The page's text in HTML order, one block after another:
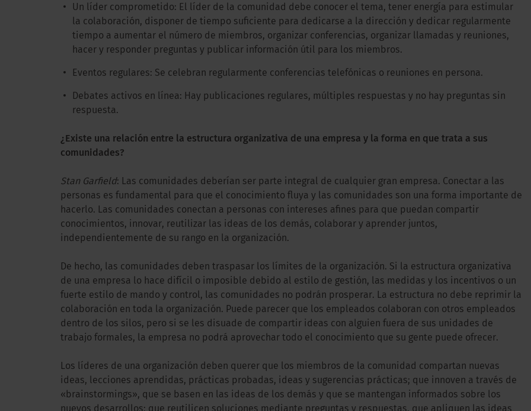
Un líder comprometido: El líder de la comunidad debe conocer el tema, tener energía para estimular
la colaboración, disponer de tiempo suficiente para dedicarse a la dirección y dedicar regularmente
tiempo a aumentar el número de miembros, organizar conferencias, organizar llamadas y reuniones,
hacer y responder preguntas y publicar información útil para los miembros.
Eventos regulares: Se celebran regularmente conferencias telefónicas o reuniones en persona.
Debates activos en línea: Hay publicaciones regulares, múltiples respuestas y no hay preguntas sin
respuesta.
¿Existe una relación entre la estructura organizativa de una empresa y la forma en que trata a sus
comunidades?
Stan Garfield: Las comunidades deberían ser parte integral de cualquier gran empresa. Conectar a las
personas es fundamental para que el conocimiento fluya y las comunidades son una forma importante de
hacerlo. Las comunidades conectan a personas con intereses afines para que puedan compartir
conocimientos, innovar, reutilizar las ideas de los demás, colaborar y aprender juntos,
independientemente de su rango en la organización.
De hecho, las comunidades deben traspasar los límites de la organización. Si la estructura organizativa
de una empresa lo hace difícil o imposible debido al estilo de gestión, las medidas y los incentivos o un
fuerte estilo de mando y control, las comunidades no podrán prosperar. La estructura no debe reprimir la
colaboración en toda la organización. Puede parecer que los empleados colaboran con otros empleados
dentro de los silos, pero si se les disuade de compartir ideas con alguien fuera de sus unidades de
trabajo formales, la empresa no podrá aprovechar todo el conocimiento que su gente puede ofrecer.
Los líderes de una organización deben querer que los miembros de la comunidad compartan nuevas
ideas, lecciones aprendidas, prácticas probadas, ideas y sugerencias prácticas; que innoven a través de
«brainstormings», que se basen en las ideas de los demás y que se mantengan informados sobre los